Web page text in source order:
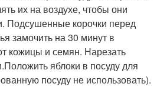
их на воздухе, чтобы они
Подсушенные корочки перед
замочить на 30 минут в
кожицы и семян. Нарезать
яблоки в посуду для
посуду не использовать).